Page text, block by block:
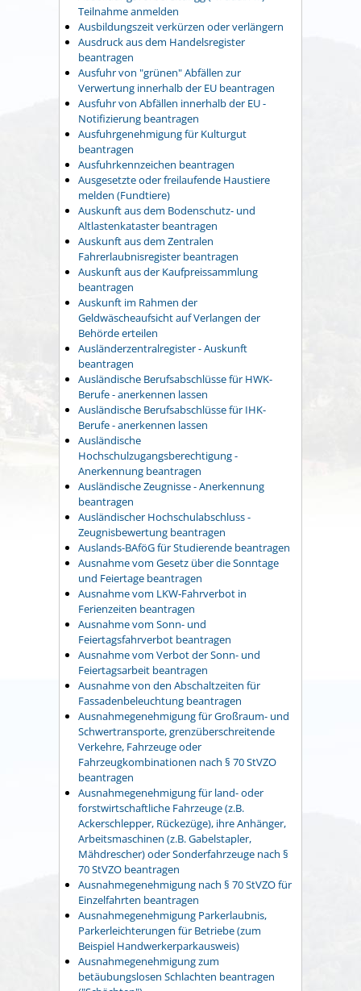
Teilnahme anmelden
Ausbildungszeit verkürzen oder verlängern
Ausdruck aus dem Handelsregister
beantragen
Ausfuhr von "grünen" Abfällen zur
Verwertung innerhalb der EU beantragen
Ausfuhr von Abfällen innerhalb der EU -
Notifizierung beantragen
Ausfuhrgenehmigung für Kulturgut
beantragen
Ausfuhrkennzeichen beantragen
Ausgesetzte oder freilaufende Haustiere
melden (Fundtiere)
Auskunft aus dem Bodenschutz- und
Altlastenkataster beantragen
Auskunft aus dem Zentralen
Fahrerlaubnisregister beantragen
Auskunft aus der Kaufpreissammlung
beantragen
Auskunft im Rahmen der
Geldwäscheaufsicht auf Verlangen der
Behörde erteilen
Ausländerzentralregister - Auskunft
beantragen
Ausländische Berufsabschlüsse für HWK-
Berufe - anerkennen lassen
Ausländische Berufsabschlüsse für IHK-
Berufe - anerkennen lassen
Ausländische
Hochschulzugangsberechtigung -
Anerkennung beantragen
Ausländische Zeugnisse - Anerkennung
beantragen
Ausländischer Hochschulabschluss -
Zeugnisbewertung beantragen
Auslands-BAföG für Studierende beantragen
Ausnahme vom Gesetz über die Sonntage
und Feiertage beantragen
Ausnahme vom LKW-Fahrverbot in
Ferienzeiten beantragen
Ausnahme vom Sonn- und
Feiertagsfahrverbot beantragen
Ausnahme vom Verbot der Sonn- und
Feiertagsarbeit beantragen
Ausnahme von den Abschaltzeiten für
Fassadenbeleuchtung beantragen
Ausnahmegenehmigung für Großraum- und
Schwertransporte, grenzüberschreitende
Verkehre, Fahrzeuge oder
Fahrzeugkombinationen nach § 70 StVZO
beantragen
Ausnahmegenehmigung für land- oder
forstwirtschaftliche Fahrzeuge (z.B.
Ackerschlepper, Rückezüge), ihre Anhänger,
Arbeitsmaschinen (z.B. Gabelstapler,
Mähdrescher) oder Sonderfahrzeuge nach §
70 StVZO beantragen
Ausnahmegenehmigung nach § 70 StVZO für
Einzelfahrten beantragen
Ausnahmegenehmigung Parkerlaubnis,
Parkerleichterungen für Betriebe (zum
Beispiel Handwerkerparkausweis)
Ausnahmegenehmigung zum
betäubungslosen Schlachten beantragen